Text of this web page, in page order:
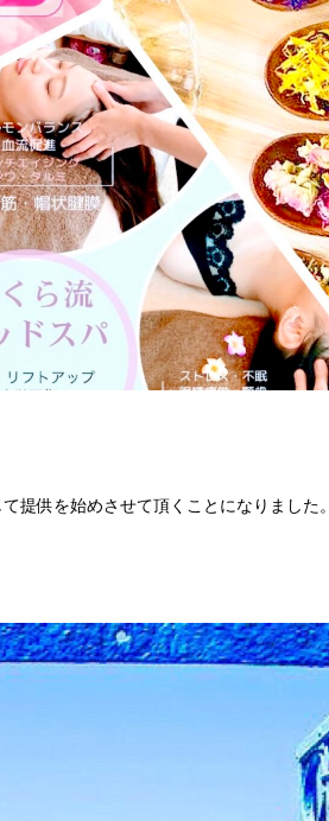
提供を始めさせて頂くことになりました。